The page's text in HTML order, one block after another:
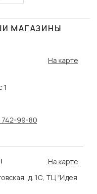
МАГАЗИНЫ
На карте
1
742-99-80
На карте
д. 1С, ТЦ "Идея